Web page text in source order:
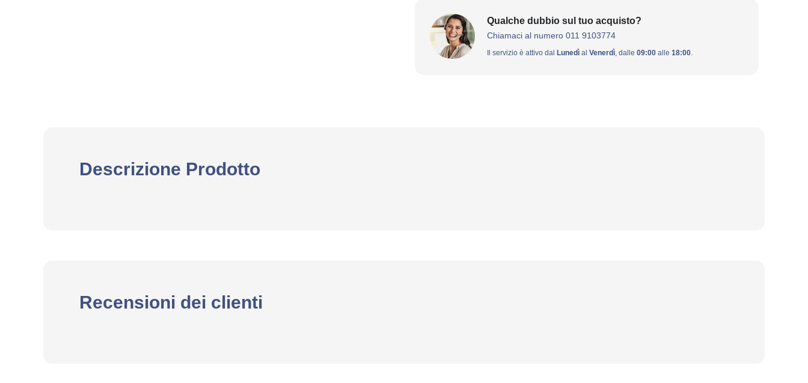
Qualche dubbio sul tuo acquisto?
Chiamaci al numero 011 9103774
Il servizio è attivo dal Lunedìal Venerdì, dalle 09:00alle 18:00.
Descrizione Prodotto
Recensioni dei clienti